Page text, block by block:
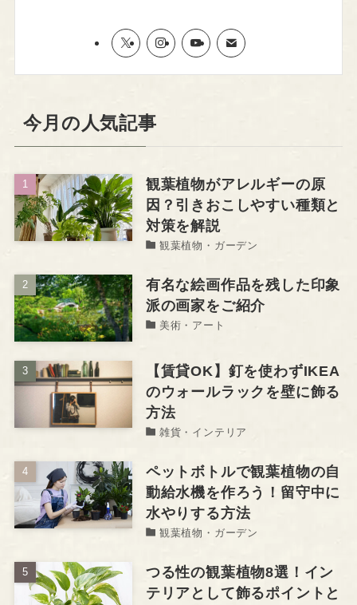
今月の人気記事
観葉植物がアレルギーの原
因？引きおこしやすい種類と
対策を解説
観葉植物・ガーデン
有名な絵画作品を残した印象
派の画家をご紹介
美術・アート
【賃貸OK】釘を使わずIKEA
のウォールラックを壁に飾る
方法
雑貨・インテリア
ペットボトルで観葉植物の自
動給水機を作ろう！留守中に
水やりする方法
観葉植物・ガーデン
つる性の観葉植物8選！イン
テリアとして飾るポイントと